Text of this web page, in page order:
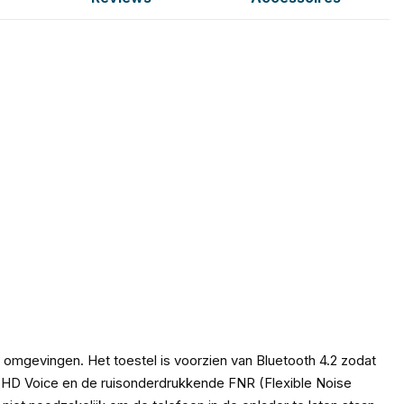
Het toestel is voorzien van Bluetooth 4.2 zodat
Voice en de ruisonderdrukkende FNR (Flexible Noise